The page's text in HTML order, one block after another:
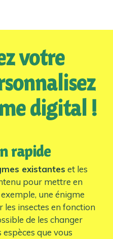
votre
digital !
rapide
existantes et les
pour mettre en
une énigme
les insectes en fonction
de les changer
que vous